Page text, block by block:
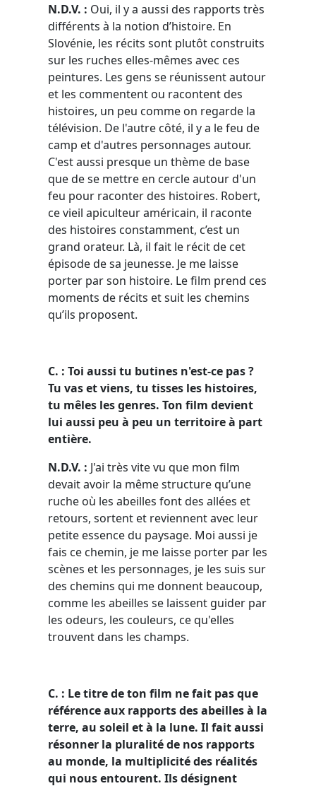
N.D.V. : Oui, il y a aussi des rapports très
différents à la notion d’histoire. En
Slovénie, les récits sont plutôt construits
sur les ruches elles-mêmes avec ces
peintures. Les gens se réunissent autour
et les commentent ou racontent des
histoires, un peu comme on regarde la
télévision. De l'autre côté, il y a le feu de
camp et d'autres personnages autour.
C'est aussi presque un thème de base
que de se mettre en cercle autour d'un
feu pour raconter des histoires. Robert,
ce vieil apiculteur américain, il raconte
des histoires constamment, c’est un
grand orateur. Là, il fait le récit de cet
épisode de sa jeunesse. Je me laisse
porter par son histoire. Le film prend ces
moments de récits et suit les chemins
qu’ils proposent.
C. : Toi aussi tu butines n'est-ce pas ?
Tu vas et viens, tu tisses les histoires,
tu mêles les genres. Ton film devient
lui aussi peu à peu un territoire à part
entière.
N.D.V. : J'ai très vite vu que mon film
devait avoir la même structure qu’une
ruche où les abeilles font des allées et
retours, sortent et reviennent avec leur
petite essence du paysage. Moi aussi je
fais ce chemin, je me laisse porter par les
scènes et les personnages, je les suis sur
des chemins qui me donnent beaucoup,
comme les abeilles se laissent guider par
les odeurs, les couleurs, ce qu'elles
trouvent dans les champs.
C. : Le titre de ton film ne fait pas que
référence aux rapports des abeilles à la
terre, au soleil et à la lune. Il fait aussi
résonner la pluralité de nos rapports
au monde, la multiplicité des réalités
qui nous entourent. Ils désignent